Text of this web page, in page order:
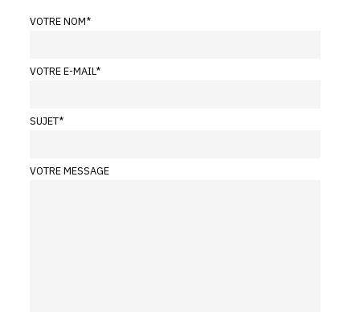
VOTRE NOM*
VOTRE E-MAIL*
SUJET*
VOTRE MESSAGE